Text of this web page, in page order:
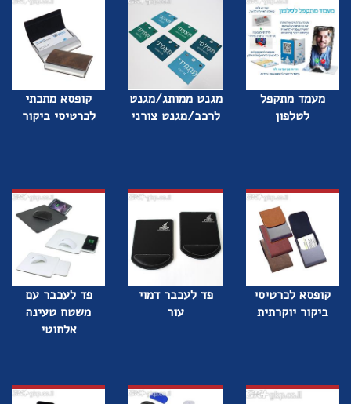
מעמד מתקפל
לטלפון
מגנט ממותג/מגנט
לרכב/מגנט צורני
קופסא מתכתי
לכרטיסי ביקור
קופסא לכרטיסי
ביקור יוקרתית
פד לעכבר דמוי
עור
פד לעכבר עם
משטח טעינה
אלחוטי